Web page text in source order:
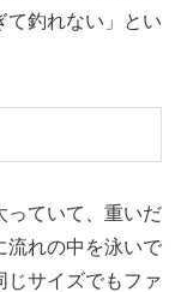
て釣れない」とい
っていて、重いだ
流れの中を泳いで
じサイズでもファ